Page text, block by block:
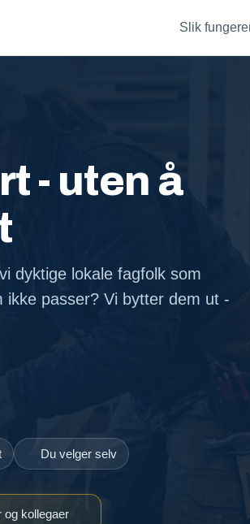
Slik
- uten å
dyktige lokale fagfolk som
ikke passer? Vi bytter dem ut -
Du velger selv
og kollegaer